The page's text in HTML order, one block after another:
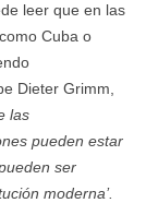
leer que en las
Cuba o
Dieter Grimm,
las
pueden estar
ser
moderna’.